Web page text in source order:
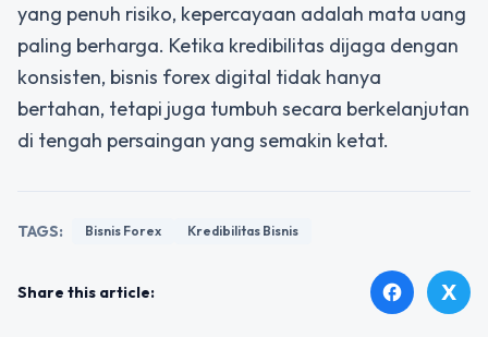
yang penuh risiko, kepercayaan adalah mata uang
paling berharga. Ketika kredibilitas dijaga dengan
konsisten, bisnis forex digital tidak hanya
bertahan, tetapi juga tumbuh secara berkelanjutan
di tengah persaingan yang semakin ketat.
TAGS: Bisnis Forex Kredibilitas Bisnis
Share this article: facebook X